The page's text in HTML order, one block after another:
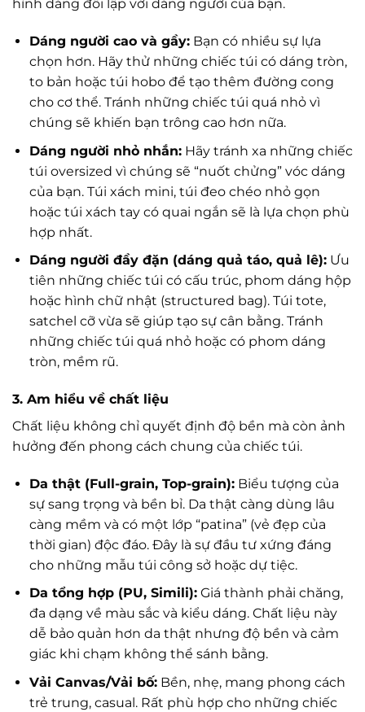
hình dáng đối lập với dáng người của bạn.
Dáng người cao và gầy:Bạn có nhiều sự lựa
chọn hơn. Hãy thử những chiếc túi có dáng tròn,
to bản hoặc túi hobo để tạo thêm đường cong
cho cơ thể. Tránh những chiếc túi quá nhỏ vì
chúng sẽ khiến bạn trông cao hơn nữa.
Dáng người nhỏ nhắn:Hãy tránh xa những chiếc
túi oversized vì chúng sẽ “nuốt chửng” vóc dáng
của bạn. Túi xách mini, túi đeo chéo nhỏ gọn
hoặc túi xách tay có quai ngắn sẽ là lựa chọn phù
hợp nhất.
Dáng người đầy đặn (dáng quả táo, quả lê):Ưu
tiên những chiếc túi có cấu trúc, phom dáng hộp
hoặc hình chữ nhật (structured bag). Túi tote,
satchel cỡ vừa sẽ giúp tạo sự cân bằng. Tránh
những chiếc túi quá nhỏ hoặc có phom dáng
tròn, mềm rũ.
3. Am hiểu về chất liệu
Chất liệu không chỉ quyết định độ bền mà còn ảnh
hưởng đến phong cách chung của chiếc túi.
Da thật (Full-grain, Top-grain):Biểu tượng của
sự sang trọng và bền bỉ. Da thật càng dùng lâu
càng mềm và có một lớp “patina” (vẻ đẹp của
thời gian) độc đáo. Đây là sự đầu tư xứng đáng
cho những mẫu túi công sở hoặc dự tiệc.
Da tổng hợp (PU, Simili):Giá thành phải chăng,
đa dạng về màu sắc và kiểu dáng. Chất liệu này
dễ bảo quản hơn da thật nhưng độ bền và cảm
giác khi chạm không thể sánh bằng.
Vải Canvas/Vải bố:Bền, nhẹ, mang phong cách
trẻ trung, casual. Rất phù hợp cho những chiếc